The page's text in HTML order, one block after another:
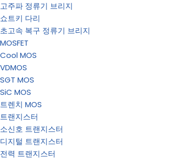
고주파 정류기 브리지
쇼트키 다리
초고속 복구 정류기 브리지
MOSFET
Cool MOS
VDMOS
SGT MOS
SiC MOS
트렌치 MOS
트랜지스터
소신호 트랜지스터
디지털 트랜지스터
전력 트랜지스터